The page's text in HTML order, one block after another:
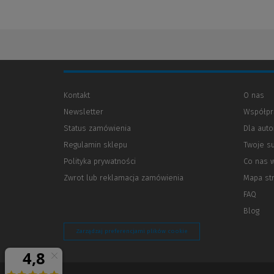
Kontakt
Newsletter
Status zamówienia
Regulamin sklepu
Polityka prywatności
innej
Zwrot lub reklamacja zamówienia
O nas
Dla
Twoje
Co nas
Mapa
FAQ
Blog
Zarządzaj preferencjami plików cookie